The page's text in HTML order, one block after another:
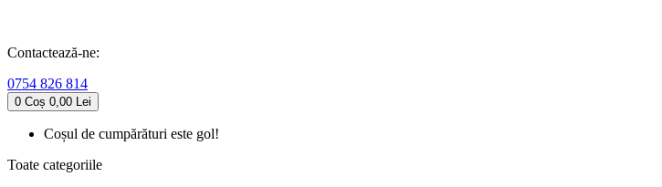
Contactează-ne:
0754 826 814
0 Coș 0,00 Lei
Coșul de cumpărături este gol!
Toate categoriile